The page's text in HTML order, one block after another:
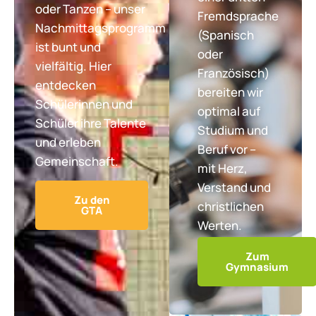
oder Tanzen – unser
Nachmittagsprogramm
ist bunt und
vielfältig. Hier
entdecken
Schülerinnen und
Schüler ihre Talente
und erleben
Gemeinschaft.
Zu den
GTA
Fremdsprache
(Spanisch
oder
Französisch)
bereiten wir
optimal auf
Studium und
Beruf vor –
mit Herz,
Verstand und
christlichen
Werten.
Zum
Gymnasium